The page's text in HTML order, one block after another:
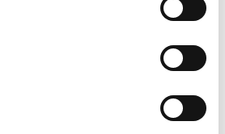
pustych pojemników